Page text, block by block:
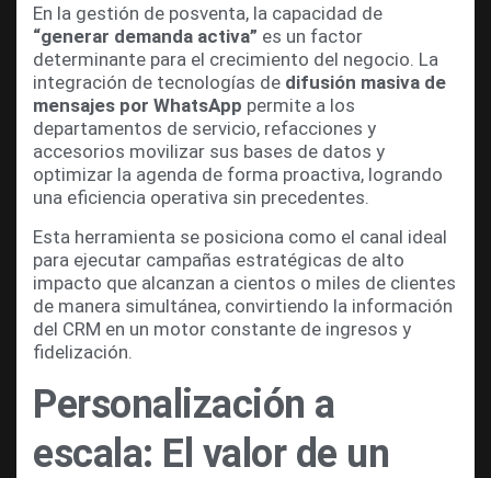
En la gestión de posventa, la capacidad de
“generar demanda activa” es un factor
determinante para el crecimiento del negocio. La
integración de tecnologías de difusión masiva de
mensajes por WhatsApp permite a los
departamentos de servicio, refacciones y
accesorios movilizar sus bases de datos y
optimizar la agenda de forma proactiva, logrando
una eficiencia operativa sin precedentes.
Esta herramienta se posiciona como el canal ideal
para ejecutar campañas estratégicas de alto
impacto que alcanzan a cientos o miles de clientes
de manera simultánea, convirtiendo la información
del CRM en un motor constante de ingresos y
fidelización.
Personalización a
escala: El valor de un